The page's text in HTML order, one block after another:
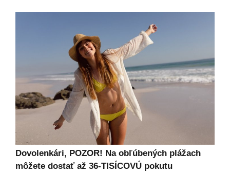
Dovolenkári, POZOR! Na obľúbených plážach
môžete dostať až 36-TISÍCOVÚ pokutu